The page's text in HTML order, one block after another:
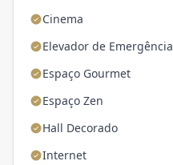
Cinema
Elevador de Emergência
Espaço Gourmet
Espaço Zen
Hall Decorado
Internet